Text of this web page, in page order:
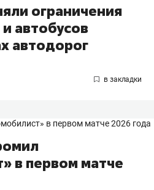
ограничения
автобусов
автодорог
в первом матче